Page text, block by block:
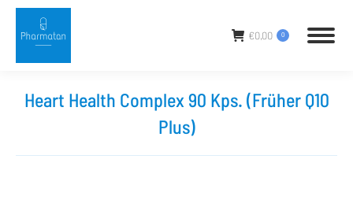
€0,00 0
Heart Health Complex 90 Kps. (Früher Q10
Plus)